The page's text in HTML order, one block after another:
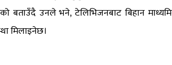
बताउँदै उनले भने, टेलिभिजनबाट बिहान
मिलाइनेछ।